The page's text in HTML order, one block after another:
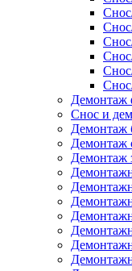
Демонтаж
Снос и
Демонтаж
Демонтаж
Демонтаж